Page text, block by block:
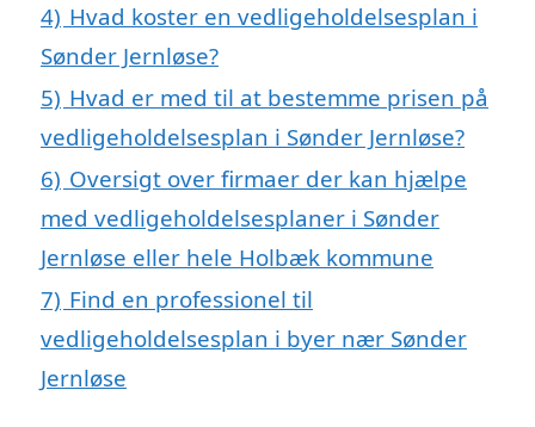
4) Hvad koster en vedligeholdelsesplan i
Sønder Jernløse?
5) Hvad er med til at bestemme prisen på
vedligeholdelsesplan i Sønder Jernløse?
6) Oversigt over firmaer der kan hjælpe
med vedligeholdelsesplaner i Sønder
Jernløse eller hele Holbæk kommune
7) Find en professionel til
vedligeholdelsesplan i byer nær Sønder
Jernløse